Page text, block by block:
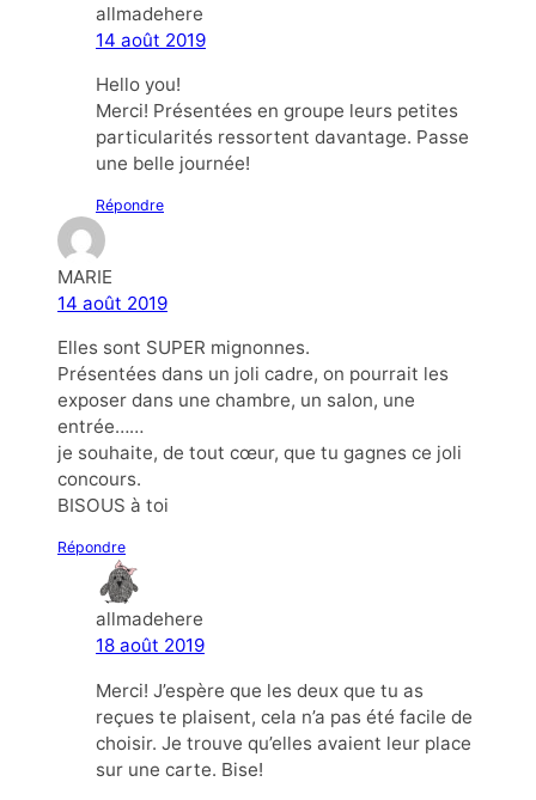
allmadehere
14 août 2019
Hello you!
Merci! Présentées en groupe leurs petites
particularités ressortent davantage. Passe
une belle journée!
Répondre
MARIE
14 août 2019
Elles sont SUPER mignonnes.
Présentées dans un joli cadre, on pourrait les
exposer dans une chambre, un salon, une
entrée……
je souhaite, de tout cœur, que tu gagnes ce joli
concours.
BISOUS à toi
Répondre
allmadehere
18 août 2019
Merci! J’espère que les deux que tu as
reçues te plaisent, cela n’a pas été facile de
choisir. Je trouve qu’elles avaient leur place
sur une carte. Bise!